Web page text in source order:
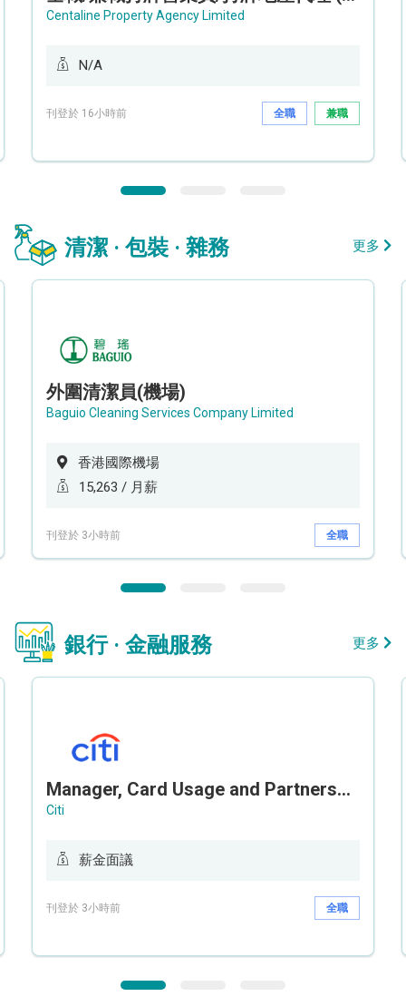
Centaline Property Agency Limited
N/A
刊登於 16小時前 全職 兼職
清潔 · 包裝 · 雜務 更多
外圍清潔員(機場)
Baguio Cleaning Services Company Limited
香港國際機場
15,263 / 月薪
刊登於 3小時前 全職
銀行 · 金融服務 更多
Manager, Card Usage and Partnership
Citi
薪金面議
刊登於 3小時前 全職